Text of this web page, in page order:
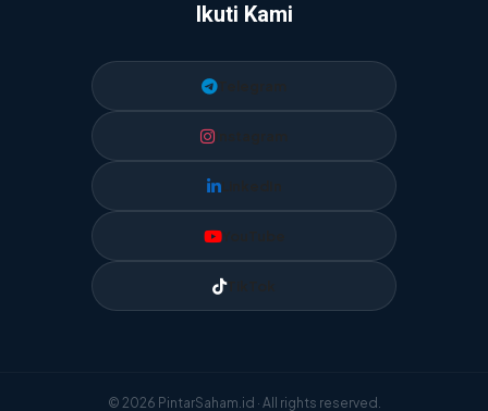
Ikuti Kami
LinkedIn
YouTube
TikTok
© 2026 PintarSaham.id · All rights reserved.